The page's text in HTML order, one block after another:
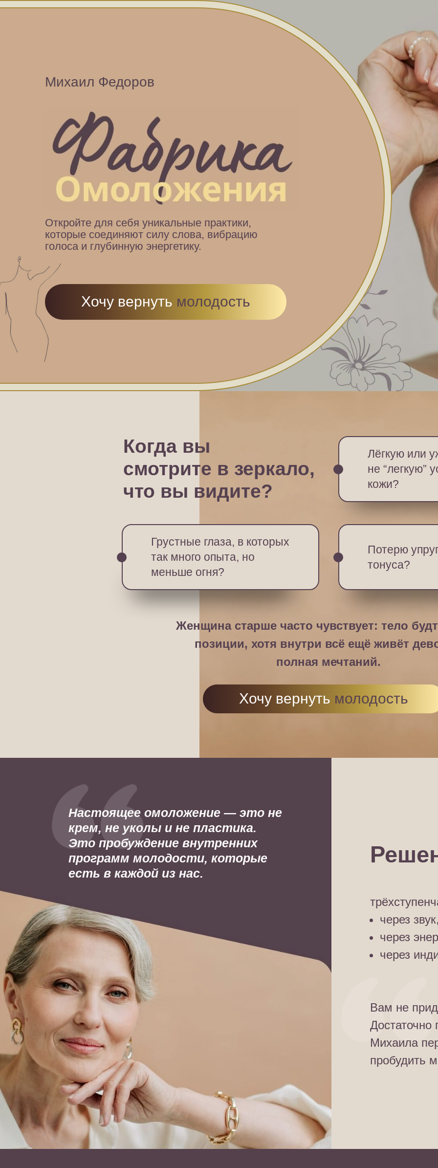
Откройте для себя уникальные практики,
которые соединяют силу слова, вибрацию
голоса и глубинную энергетику.
Михаил Федоров
Хочу вернуть молодость
Когда вы
смотрите в зеркало,
что вы видите?
Лёгкую или
не “легкую”
кожи?
Грустные глаза, в которых
так много опыта, но
меньше огня?
Потерю
тонуса?
Хочу вернуть молодость
Женщина старше часто чувствует: тело
позиции, хотя внутри всё ещё живёт
полная мечтаний.
Настоящее омоложение — это не
крем, не уколы и не пластика.
Это пробуждение внутренних
программ молодости, которые
есть в каждой из нас.
через
через
через
Вам не
Достаточно
Михаила
пробудить